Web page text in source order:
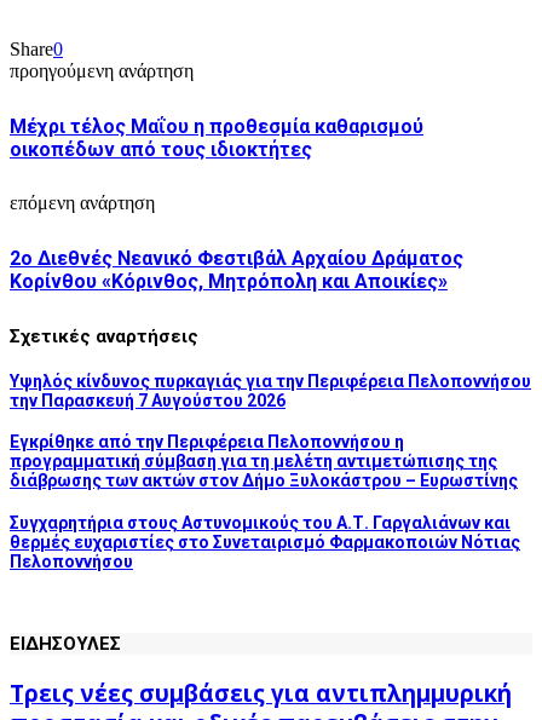
Share0
προηγούμενη ανάρτηση
Μέχρι τέλος Μαΐου η προθεσμία καθαρισμού
οικοπέδων από τους ιδιοκτήτες
επόμενη ανάρτηση
2o Διεθνές Νεανικό Φεστιβάλ Αρχαίου Δράματος
Κορίνθου «Κόρινθος, Μητρόπολη και Αποικίες»
Σχετικές αναρτήσεις
Υψηλός κίνδυνος πυρκαγιάς για την Περιφέρεια Πελοποννήσου
την Παρασκευή 7 Αυγούστου 2026
Εγκρίθηκε από την Περιφέρεια Πελοποννήσου η
προγραμματική σύμβαση για τη μελέτη αντιμετώπισης της
διάβρωσης των ακτών στον Δήμο Ξυλοκάστρου – Ευρωστίνης
Συγχαρητήρια στους Αστυνομικούς του Α.Τ. Γαργαλιάνων και
θερμές ευχαριστίες στο Συνεταιρισμό Φαρμακοποιών Νότιας
Πελοποννήσου
ΕΙΔΗΣΟΥΛΕΣ
Τρεις νέες συμβάσεις για αντιπλημμυρική